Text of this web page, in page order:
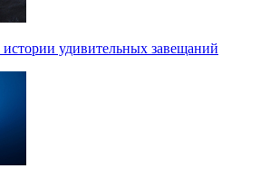
истории удивительных завещаний